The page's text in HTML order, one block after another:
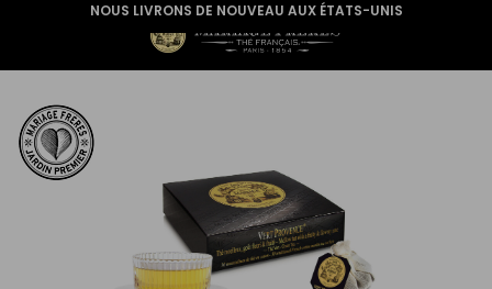
NOUS LIVRONS DE NOUVEAU AUX ÉTATS-UNIS